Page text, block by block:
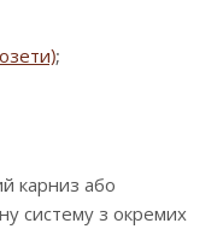
;
карниз або
систему з окремих